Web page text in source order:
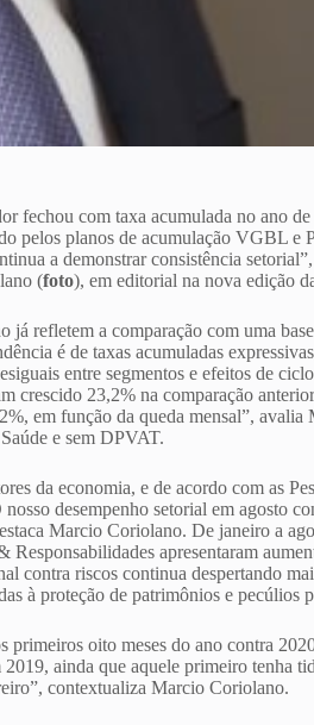
fechou com taxa acumulada no ano
pelos planos de acumulação VGBL e
a demonstrar consistência
(foto), em editorial na nova edição
já refletem a comparação com uma
é de taxas acumuladas
entre segmentos e efeitos de
23,2% na comparação anterior
em função da queda mensal”,
e sem DPVAT.
da economia, e de acordo com as
desempenho setorial em agosto
Marcio Coriolano. De janeiro a
Responsabilidades apresentaram
contra riscos continua despertando
à proteção de patrimônios e pecúlios
primeiros oito meses do ano contra
ainda que aquele primeiro tenha
contextualiza Marcio Coriolano.